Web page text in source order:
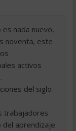
nada nuevo,
noventa, este
activos
del siglo
trabajadores
del aprendizaje